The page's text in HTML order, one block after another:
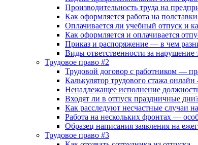
Производительность труда на
Как оформляется работа на
Оплачивается ли учебный отпуск и
Как оформляется и оплачивается
Приказ и распоряжение — в чем
Виды ответственности за нарушение
Трудовое право #2
Трудовой договор с работником —
Калькулятор трудового стажа
Ненадлежащее исполнение
Входят ли в отпуск праздничные
Как расследуют несчастные случаи
Работа на нескольких фронтах —
Образец написания заявления на
Трудовое право #3